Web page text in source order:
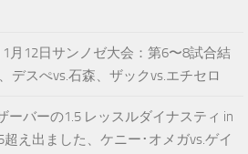
月12日サンノゼ大会：第6〜8試合結
デスぺvs.石森、ザックvs.エチセロ
ーバーの1.5 レッスルダイナスティ in
え出ました、ケニー･オメガvs.ゲイ